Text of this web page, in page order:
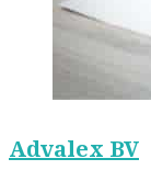
Advalex BV